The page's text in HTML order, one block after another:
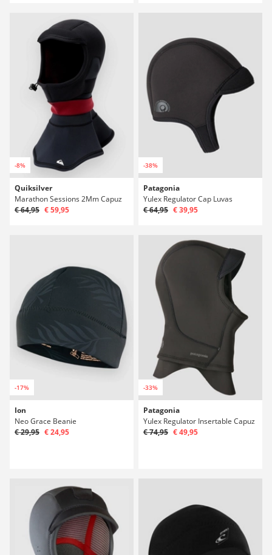
-8%
Quiksilver
Marathon Sessions 2Mm Capuz
€ 64,95 € 59,95
-38%
Patagonia
Yulex Regulator Cap Luvas
€ 64,95 € 39,95
-17%
Ion
Neo Grace Beanie
€ 29,95 € 24,95
-33%
Patagonia
Yulex Regulator Insertable Capuz
€ 74,95 € 49,95